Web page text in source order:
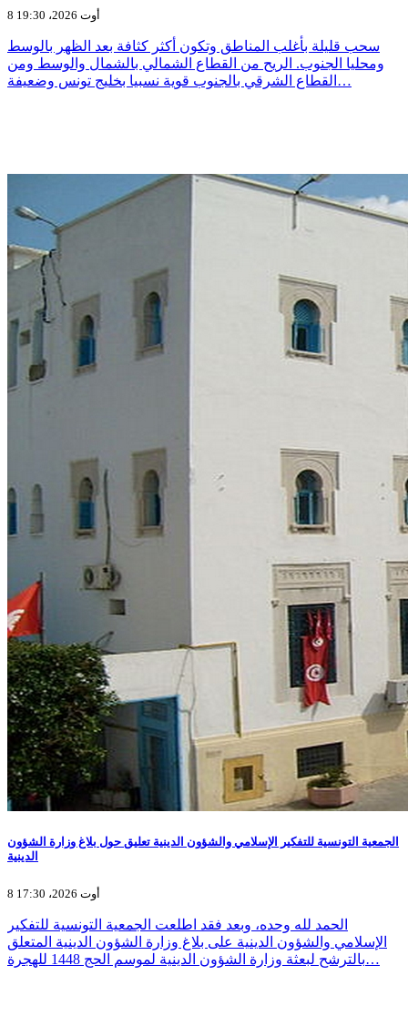
8 أوت 2026، 19:30
سحب قليلة بأغلب المناطق وتكون أكثر كثافة بعد الظهر بالوسط
ومحليا الجنوب. الريح من القطاع الشمالي بالشمال والوسط ومن
القطاع الشرقي بالجنوب قوية نسبيا بخليج تونس وضعيفة…
الجمعية التونسية للتفكير الإسلامي والشؤون الدينية تعليق حول بلاغ وزارة الشؤون
الدينية
8 أوت 2026، 17:30
الحمد لله وحده، وبعد فقد اطلعت الجمعية التونسية للتفكير
الإسلامي والشؤون الدينية على بلاغ وزارة الشؤون الدينية المتعلق
بالترشح لبعثة وزارة الشؤون الدينية لموسم الحج 1448 للهجرة…